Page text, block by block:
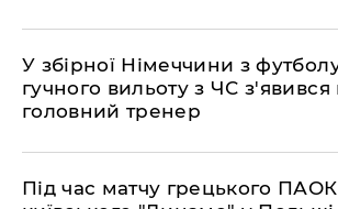
У збірної Німеччини з
гучного вильоту з ЧС
головний тренер
Під час матчу грецького ПАОК